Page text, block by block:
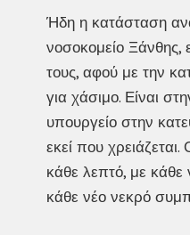
Ήδη η κατάσταση
νοσοκομείο Ξάνθης,
τους, αφού με την
για χάσιμο. Είναι
υπουργείο στην
εκεί που
κάθε λεπτό, με
κάθε νέο νεκρό